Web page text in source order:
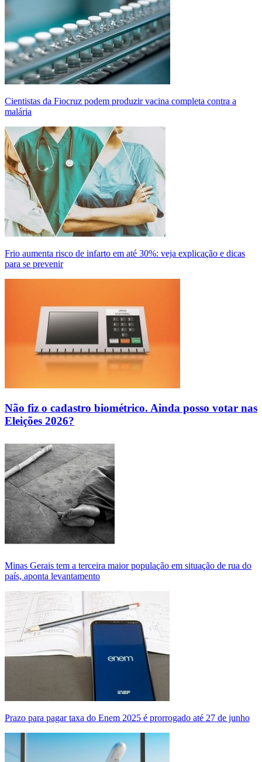
Cientistas da Fiocruz podem produzir vacina completa contra a
malária
Frio aumenta risco de infarto em até 30%: veja explicação e dicas
para se prevenir
Não fiz o cadastro biométrico. Ainda posso votar nas
Eleições 2026?
Minas Gerais tem a terceira maior população em situação de rua do
país, aponta levantamento
Prazo para pagar taxa do Enem 2025 é prorrogado até 27 de junho